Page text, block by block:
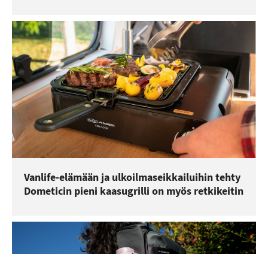
Vanlife-elämään ja ulkoilmaseikkailuihin tehty
Dometicin pieni kaasugrilli on myös retkikeitin